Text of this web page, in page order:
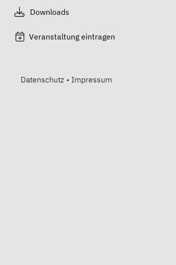
Downloads
Veranstaltung eintragen
Datenschutz • Impressum